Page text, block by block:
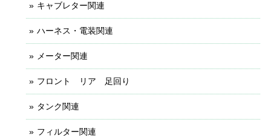
キャブレター関連
ハーネス・電装関連
メーター関連
フロント リア 足回り
タンク関連
フィルター関連